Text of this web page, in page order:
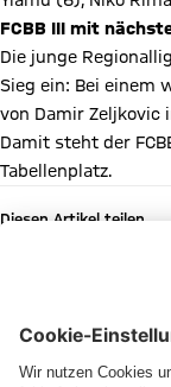
FCBB III mit
Die junge
Sieg ein: Bei einem
von Damir Zeljkovic
Damit steht der
Tabellenplatz.
Diesen Artikel teilen
WEITERE